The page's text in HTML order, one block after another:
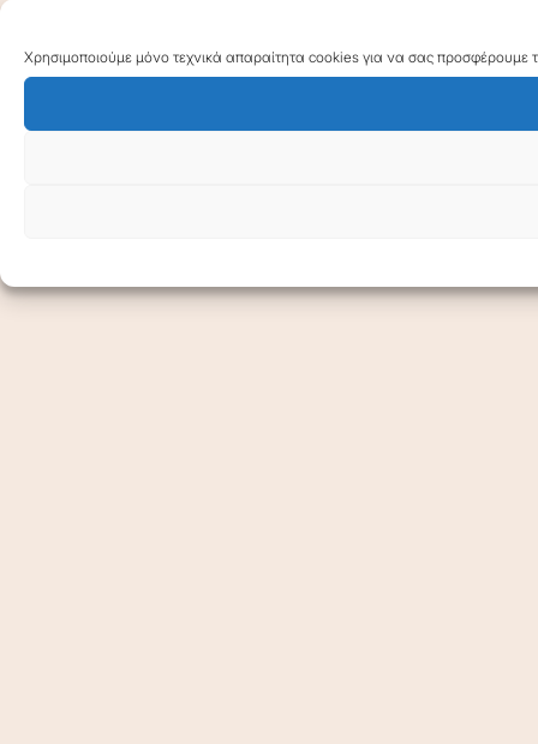
Χρησιμοποιούμε μόνο τεχνικά απαραίτητα cookies για να σας προσφέρουμε